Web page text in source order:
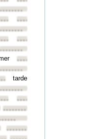
••••••••
••••••••
••••••••
••••••••
••••••••
••••••••
••••••••
tarde
••••••••
••••••••
••••••••
••••••••